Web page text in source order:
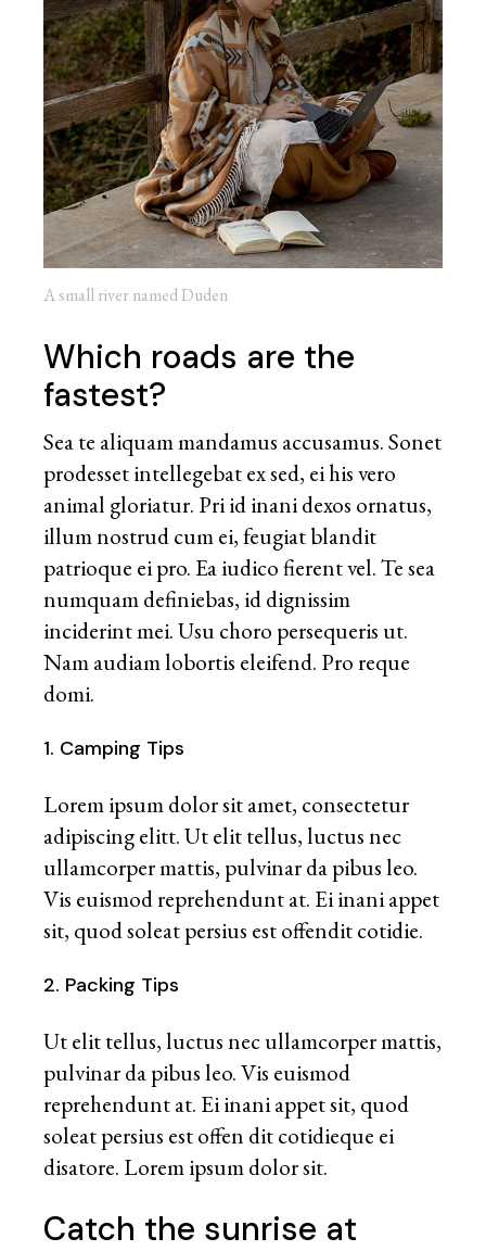
A small river named Duden
Which roads are the
fastest?
Sea te aliquam mandamus accusamus. Sonet
prodesset intellegebat ex sed, ei his vero
animal gloriatur. Pri id inani dexos ornatus,
illum nostrud cum ei, feugiat blandit
patrioque ei pro. Ea iudico fierent vel. Te sea
numquam definiebas, id dignissim
inciderint mei. Usu choro persequeris ut.
Nam audiam lobortis eleifend. Pro reque
domi.
1. Camping Tips
Lorem ipsum dolor sit amet, consectetur
adipiscing elitt. Ut elit tellus, luctus nec
ullamcorper mattis, pulvinar da pibus leo.
Vis euismod reprehendunt at. Ei inani appet
sit, quod soleat persius est offendit cotidie.
2. Packing Tips
Ut elit tellus, luctus nec ullamcorper mattis,
pulvinar da pibus leo. Vis euismod
reprehendunt at. Ei inani appet sit, quod
soleat persius est offen dit cotidieque ei
disatore. Lorem ipsum dolor sit.
Catch the sunrise at